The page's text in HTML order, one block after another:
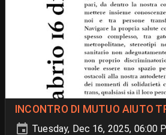
INCONTRO DI MUTUO AIUTO
Tuesday, Dec 16, 2025, 06:00